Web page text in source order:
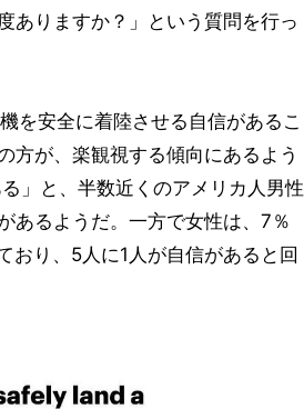
ありますか？」という質問を行っ
を安全に着陸させる自信があるこ
方が、楽観視する傾向にあるよう
」と、半数近くのアメリカ人男性
あるようだ。一方で女性は、7％
おり、5人に1人が自信があると回